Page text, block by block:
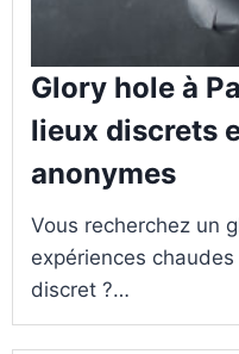
Glory hole à
lieux discrets
anonymes
Vous recherchez un
expériences
discret ?…